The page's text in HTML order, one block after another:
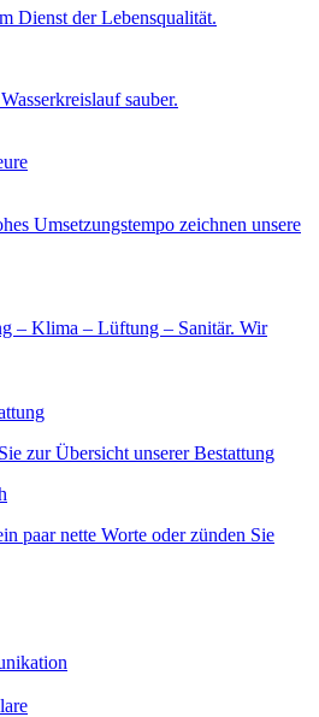
Dienst der Lebensqualität.
sauber.
Umsetzungstempo zeichnen unsere
– Klima – Lüftung – Sanitär. Wir
zur Übersicht unserer Bestattung
paar nette Worte oder zünden Sie